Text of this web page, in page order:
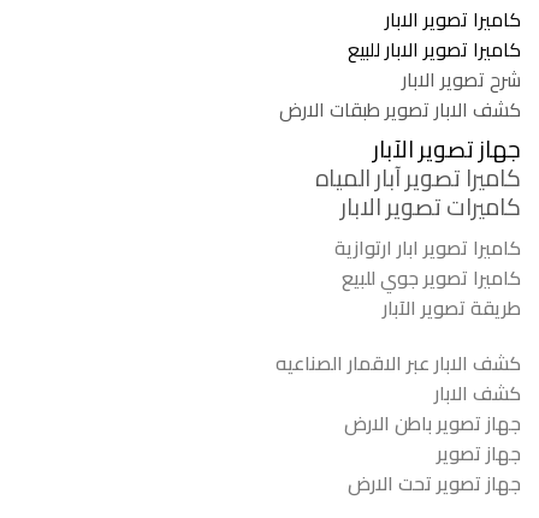
كاميرا تصوير الابار
كاميرا تصوير الابار للبيع
شرح تصوير الابار
كشف الابار تصوير طبقات الارض
جهاز تصوير الآبار
كاميرا تصوير آبار المياه
كاميرات تصوير الابار
كاميرا تصوير ابار ارتوازية
كاميرا تصوير جوي للبيع
طريقة تصوير الآبار
كشف الابار عبر الاقمار الصناعيه
كشف الابار
جهاز تصوير باطن الارض
جهاز تصوير
جهاز تصوير تحت الارض